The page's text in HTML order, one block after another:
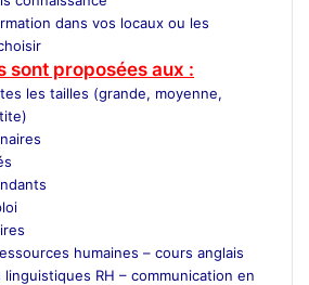
dans vos locaux ou les
sont proposées aux :
les tailles (grande, moyenne,
humaines – cours anglais
RH – communication en